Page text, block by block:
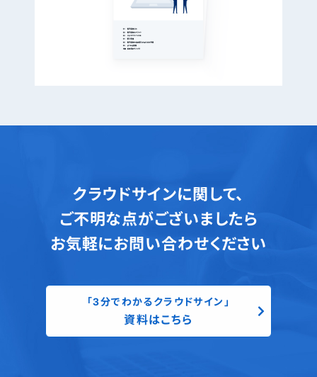
クラウドサインに関して、
ご不明な点がございましたら
お気軽にお問い合わせください
「3分でわかるクラウドサイン」
資料はこちら